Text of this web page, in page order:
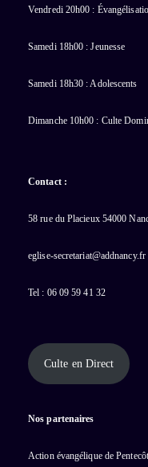
Vendredi 20h00 :
Samedi 18h00 : Jeunesse
Samedi 18h30 : Adolescents
Dimanche 10h00 : Culte
Contact :
58 rue du Placieux 54000
eglise-secretariat@addnancy.fr
Tel : 06 09 59 41 32
Culte en Direct
Nos partenaires
Action évangélique de